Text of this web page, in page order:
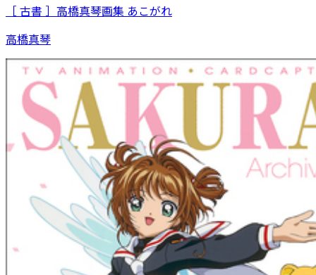
［ 古書 ］高橋真琴画集 あこがれ
高橋真琴